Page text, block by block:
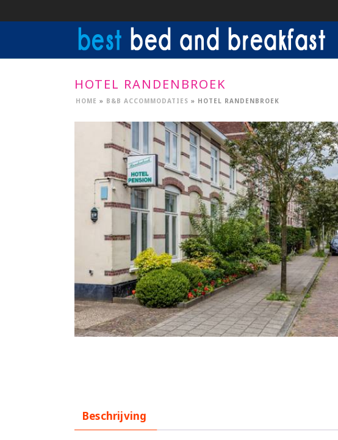
HOTEL RANDENBROEK
HOME » B&B ACCOMMODATIES » HOTEL RANDENBROEK
Beschrijving